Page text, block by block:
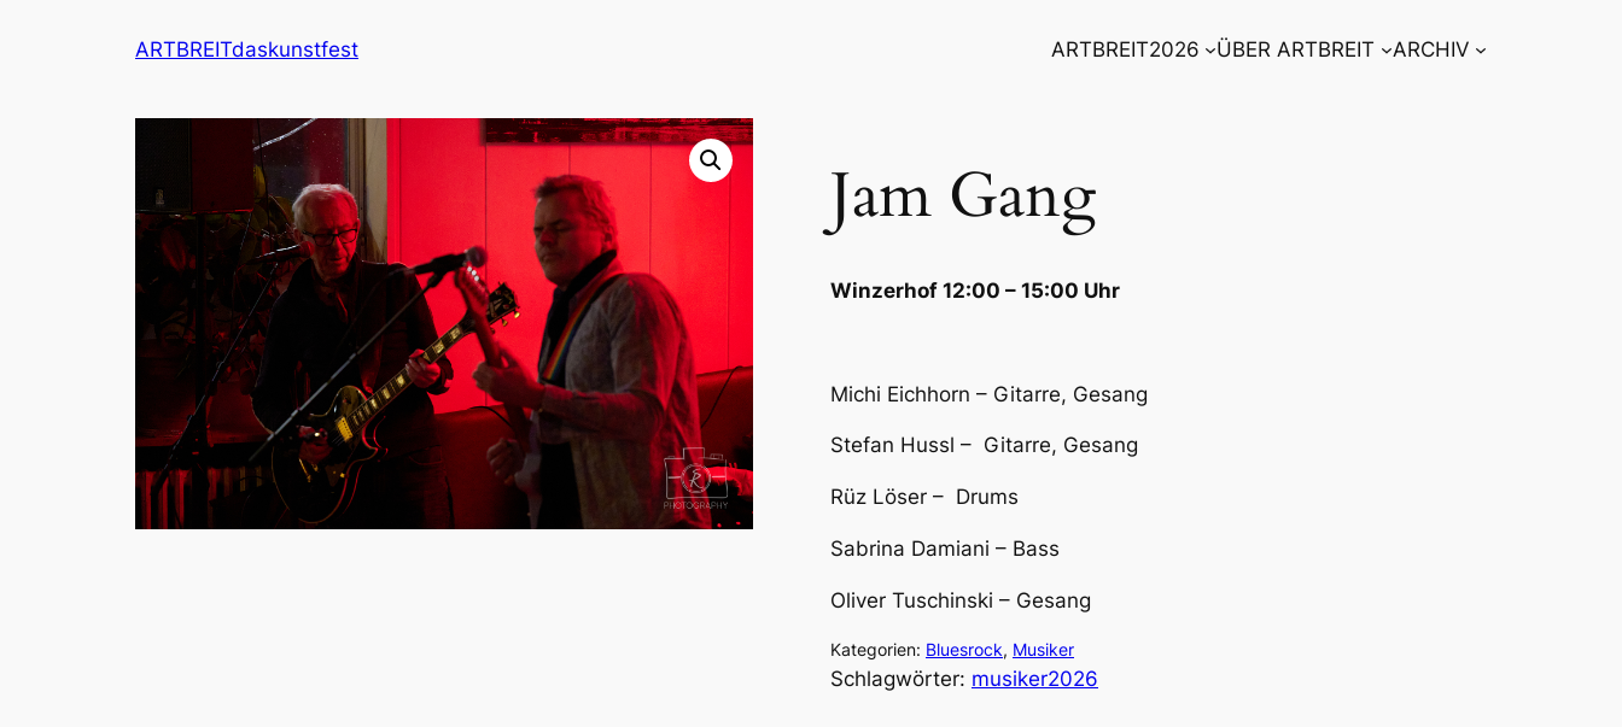
ARTBREITdaskunstfest ARTBREIT2026 ÜBER ARTBREIT ARCHIV
Jam Gang
Winzerhof 12:00 – 15:00 Uhr
Michi Eichhorn – Gitarre, Gesang
Stefan Hussl – Gitarre, Gesang
Rüz Löser – Drums
Sabrina Damiani – Bass
Oliver Tuschinski – Gesang
Kategorien: Bluesrock, Musiker
Schlagwörter: musiker2026